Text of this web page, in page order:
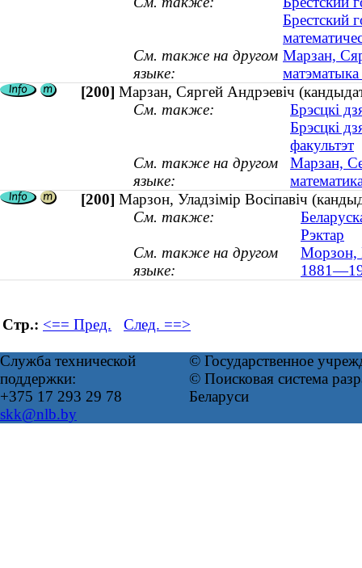
Брестский
См. также на другом
языке:
Марзан,
[200] Марзан, Сяргей Андрэевіч
См. также:
Брэсцкі
Брэсцкі
факультэт
См. также на другом
языке:
Марзан,
[200] Марзон, Уладзімір Восіпавіч
См. также:
Рэктар
См. также на другом
языке:
Морзон,
Стр.: <== Пред. След. ==>
Служба технической
поддержки:
+375 17 293 29 78
skk@nlb.by
© Государственное
© Поисковая система
Беларуси